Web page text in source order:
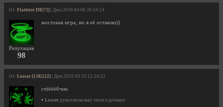
От: Flatterer [98|72] | Дата 2010-04-06 20:54:54
Репутация
98
жестокая игра, но я её оставлю))
От: Looser [138|222] | Дата 2010-03-23 12:54:52
стёёёёбчик
• Looser думал несколько часов и добавил: